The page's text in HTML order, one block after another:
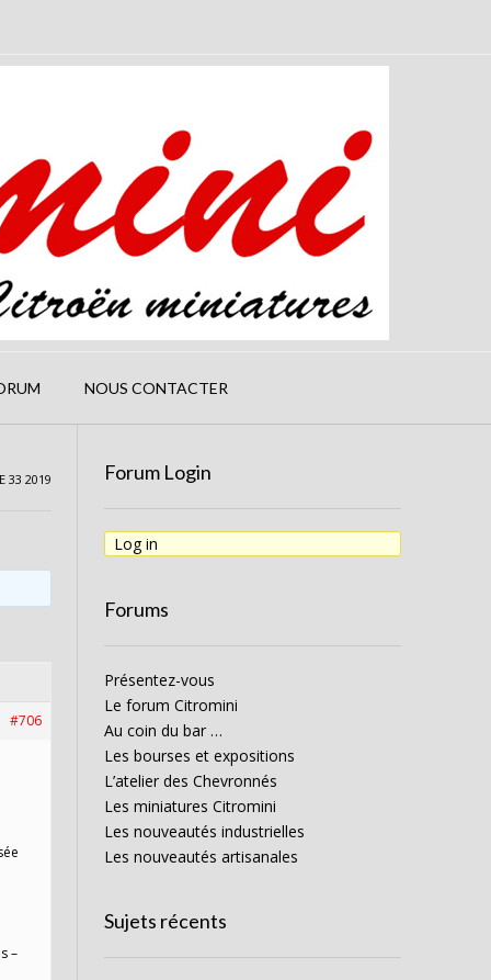
NOUS CONTACTER
33 2019
#706
–
Forum Login
Log in
Forums
Présentez-vous
Le forum Citromini
Au coin du bar …
Les bourses et expositions
L’atelier des Chevronnés
Les miniatures Citromini
Les nouveautés industrielles
Les nouveautés artisanales
Sujets récents